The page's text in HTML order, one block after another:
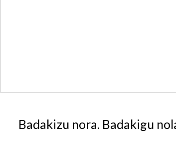
Badakizu nora. Badakigu